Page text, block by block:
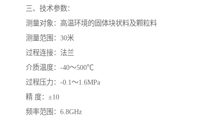
三、技术参数：
测量对象：高温环境的固体块状料及颗粒料
测量范围：30米
过程连接：法兰
介质温度：-40～500℃
过程压力：-0.1～1.6MPa
精 度：±10
频率范围：6.8GHz